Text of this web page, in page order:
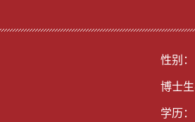
性别
博士
学历